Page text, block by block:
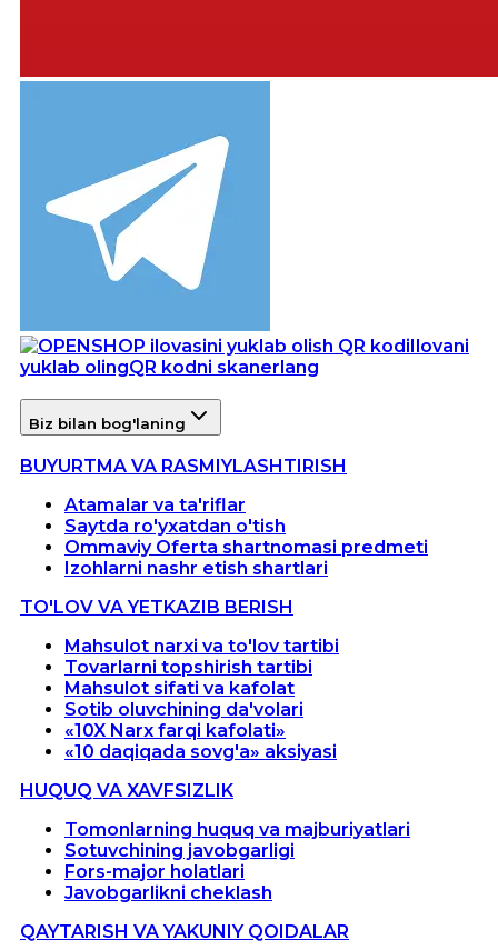
Ilovani
yuklab olingQR kodni skanerlang
Biz bilan bog'laning
BUYURTMA VA RASMIYLASHTIRISH
Atamalar va ta'riflar
Saytda ro'yxatdan o'tish
Ommaviy Oferta shartnomasi predmeti
Izohlarni nashr etish shartlari
TO'LOV VA YETKAZIB BERISH
Mahsulot narxi va to'lov tartibi
Tovarlarni topshirish tartibi
Mahsulot sifati va kafolat
Sotib oluvchining da'volari
«10X Narx farqi kafolati»
«10 daqiqada sovg'a» aksiyasi
HUQUQ VA XAVFSIZLIK
Tomonlarning huquq va majburiyatlari
Sotuvchining javobgarligi
Fors-major holatlari
Javobgarlikni cheklash
QAYTARISH VA YAKUNIY QOIDALAR